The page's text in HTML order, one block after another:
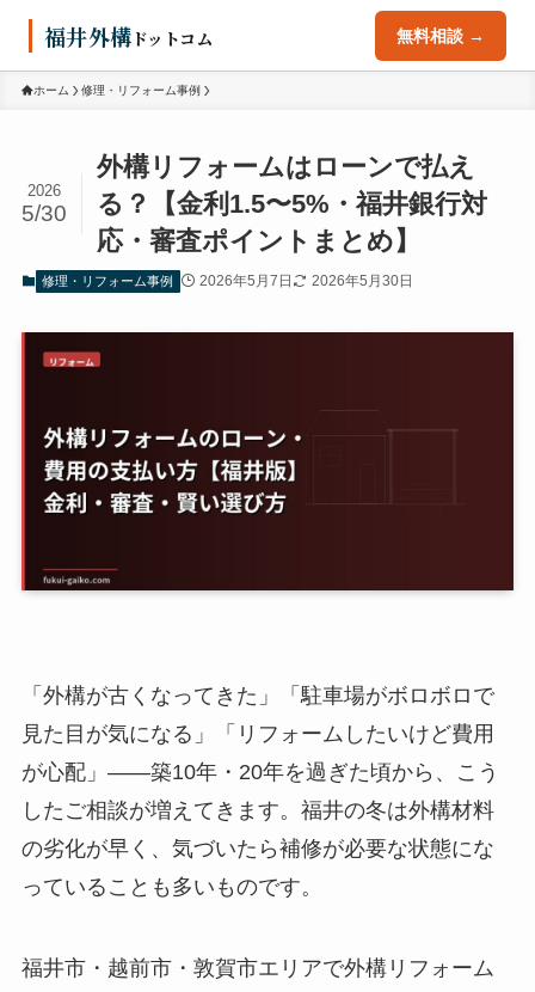
福井外構 ドットコム 無料相談 →
ホーム 修理・リフォーム事例
外構リフォームはローンで払え
る？【金利1.5〜5%・福井銀行対
応・審査ポイントまとめ】
2026
5/30
修理・リフォーム事例 2026年5月7日 2026年5月30日
「外構が古くなってきた」「駐車場がボロボロで
見た目が気になる」「リフォームしたいけど費用
が心配」——築10年・20年を過ぎた頃から、こう
したご相談が増えてきます。福井の冬は外構材料
の劣化が早く、気づいたら補修が必要な状態にな
っていることも多いものです。
福井市・越前市・敦賀市エリアで外構リフォーム